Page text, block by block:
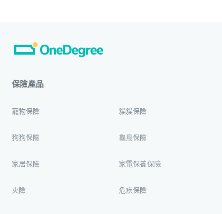
保險產品
寵物保險 貓貓保險
狗狗保險 龜鳥保險
家居保險 家電保養保險
火險 危疾保險